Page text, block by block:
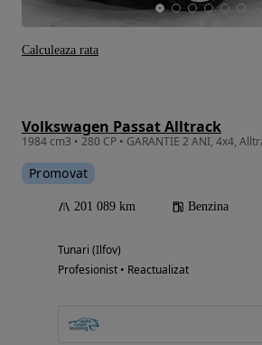
Volkswagen Passat Alltrack
Promovat
201 089 km Benzina
Tunari (Ilfov)
Profesionist • Reactualizat
Calculeaza rata